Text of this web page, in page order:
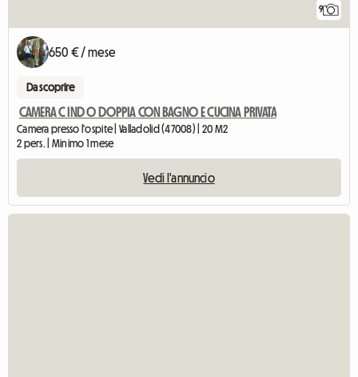
9
650 € / mese
Da scoprire
CAMERA C IND O DOPPIA CON BAGNO E CUCINA PRIVATA
Camera presso l'ospite | Valladolid (47008) | 20 M2
2 pers. | Minimo 1 mese
Vedi l'annuncio